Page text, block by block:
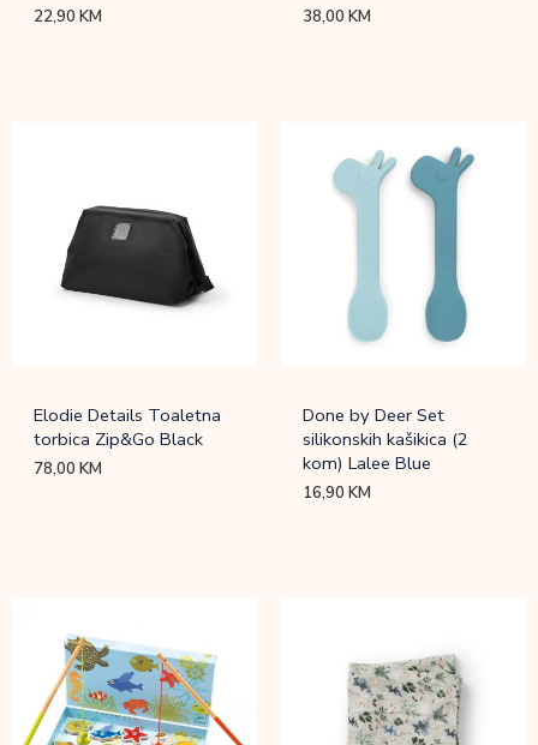
22,90KM 38,00KM
Elodie Details Toaletna
torbica Zip&Go Black
78,00KM
Done by Deer Set
silikonskih kašikica (2
kom) Lalee Blue
16,90KM